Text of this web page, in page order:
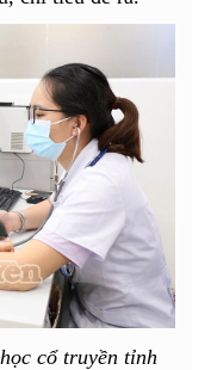
cổ truyền tỉnh